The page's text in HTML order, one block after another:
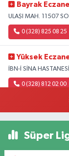
Bayrak
ULAŞI MAH. 11507
0 (328) 825 08 25
Yüksek
İBN-İ SİNA
0 (328) 812 02 00
Süper